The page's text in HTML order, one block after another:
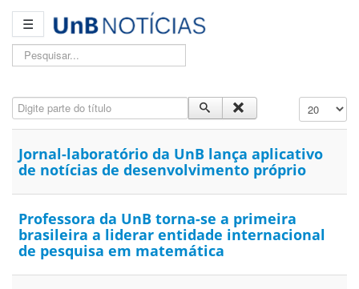
☰
Pesquisar...
Digite parte do título Exibir #
Jornal-laboratório da UnB lança aplicativo
de notícias de desenvolvimento próprio
Professora da UnB torna-se a primeira
brasileira a liderar entidade internacional
de pesquisa em matemática